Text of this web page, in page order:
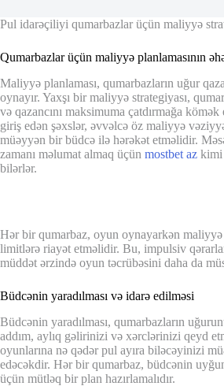
Pul idarəçiliyi qumarbazlar üçün maliyyə
Qumarbazlar üçün maliyyə planlamasının
Maliyyə planlaması, qumarbazların uğur
oynayır. Yaxşı bir maliyyə strategiyası,
və qazancını maksimuma çatdırmağa
giriş edən şəxslər, əvvəlcə öz maliyyə
müəyyən bir büdcə ilə hərəkət etməlidir.
zamanı məlumat almaq üçün mostbet az kimi
bilərlər.
Hər bir qumarbaz, oyun oynayarkən
limitlərə riayət etməlidir. Bu, impulsiv
müddət ərzində oyun təcrübəsini daha da
Büdcənin yaradılması və idarə edilməsi
Büdcənin yaradılması, qumarbazların
addım, aylıq gəlirinizi və xərclərinizi qeyd
oyunlarına nə qədər pul ayıra biləcəyinizi
edəcəkdir. Hər bir qumarbaz, büdcənin
üçün mütləq bir plan hazırlamalıdır.